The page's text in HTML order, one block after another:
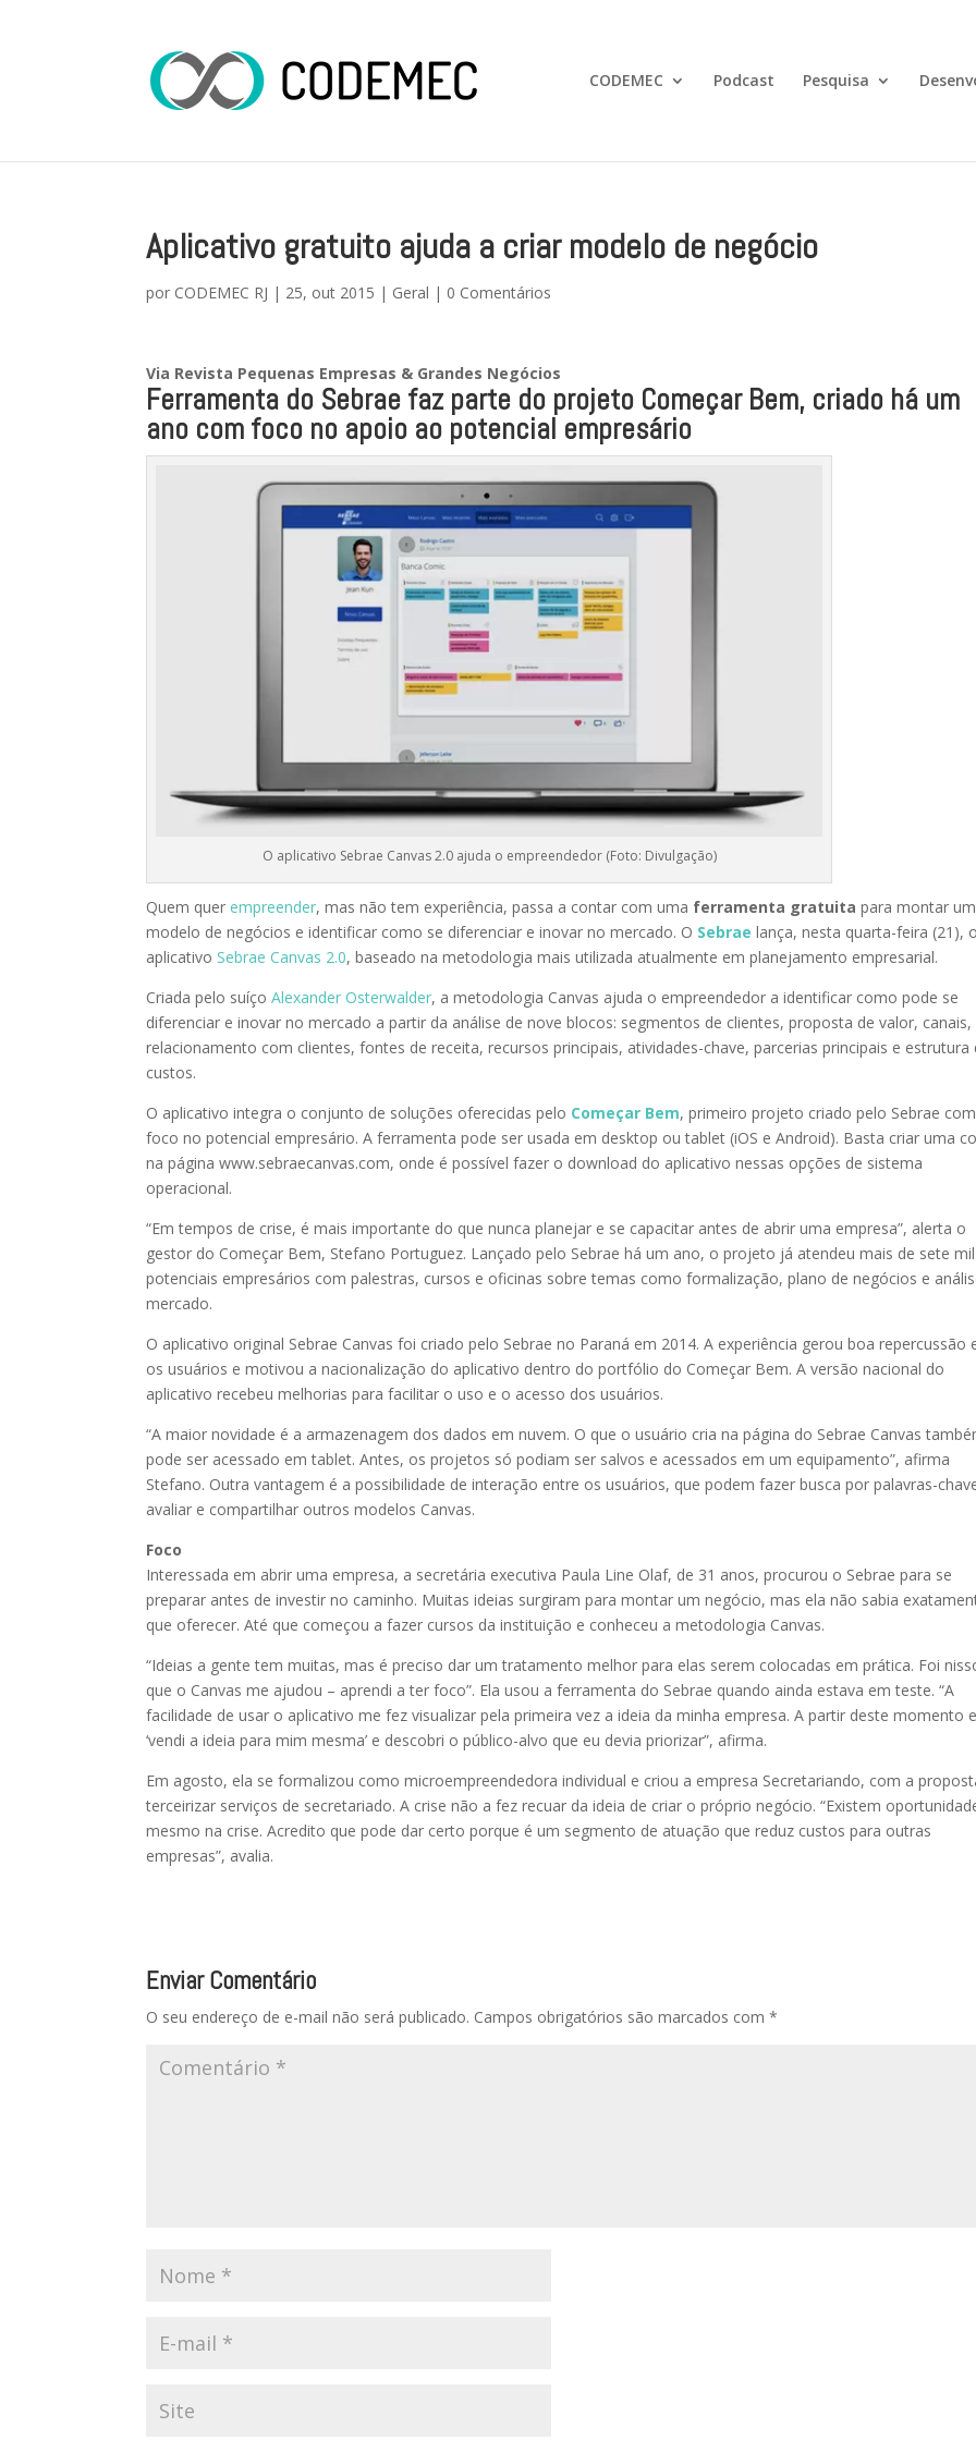
CODEMEC Podcast Pesquisa
Aplicativo gratuito ajuda a criar modelo de negócio
por CODEMEC RJ | 25, out 2015 | Geral | 0 Comentários
Via Revista Pequenas Empresas & Grandes Negócios
Ferramenta do Sebrae faz parte do projeto Começar Bem, criado há um
ano com foco no apoio ao potencial empresário
O aplicativo Sebrae Canvas 2.0 ajuda o empreendedor (Foto: Divulgação)
Quem quer empreender, mas não tem experiência, passa a contar com uma ferramenta gratuita para montar um
modelo de negócios e identificar como se diferenciar e inovar no mercado. O Sebraelança, nesta quarta-feira (21),
aplicativo Sebrae Canvas 2.0, baseado na metodologia mais utilizada atualmente em planejamento empresarial.
Criada pelo suíçoAlexander Osterwalder, a metodologia Canvas ajuda o empreendedor a identificar como pode se
diferenciar e inovar no mercado a partir da análise de nove blocos: segmentos de clientes, proposta de valor, canais,
relacionamento com clientes, fontes de receita, recursos principais, atividades-chave, parcerias principais e estrutura
custos.
O aplicativo integra o conjunto de soluções oferecidas pelo Começar Bem, primeiro projeto criado pelo Sebrae com
foco no potencial empresário. A ferramenta pode ser usada em desktop ou tablet (iOS e Android). Basta criar uma
na página www.sebraecanvas.com, onde é possível fazer o download do aplicativo nessas opções de sistema
operacional.
“Em tempos de crise, é mais importante do que nunca planejar e se capacitar antes de abrir uma empresa”, alerta o
gestor do Começar Bem, Stefano Portuguez. Lançado pelo Sebrae há um ano, o projeto já atendeu mais de sete mil
potenciais empresários com palestras, cursos e oficinas sobre temas como formalização, plano de negócios e
mercado.
O aplicativo original Sebrae Canvas foi criado pelo Sebrae no Paraná em 2014. A experiência gerou boa repercussão
os usuários e motivou a nacionalização do aplicativo dentro do portfólio do Começar Bem. A versão nacional do
aplicativo recebeu melhorias para facilitar o uso e o acesso dos usuários.
“A maior novidade é a armazenagem dos dados em nuvem. O que o usuário cria na página do Sebrae Canvas
pode ser acessado em tablet. Antes, os projetos só podiam ser salvos e acessados em um equipamento”, afirma
Stefano. Outra vantagem é a possibilidade de interação entre os usuários, que podem fazer busca por palavras-
avaliar e compartilhar outros modelos Canvas.
Foco
Interessada em abrir uma empresa, a secretária executiva Paula Line Olaf, de 31 anos, procurou o Sebrae para se
preparar antes de investir no caminho. Muitas ideias surgiram para montar um negócio, mas ela não sabia
que oferecer. Até que começou a fazer cursos da instituição e conheceu a metodologia Canvas.
“Ideias a gente tem muitas, mas é preciso dar um tratamento melhor para elas serem colocadas em prática. Foi
que o Canvas me ajudou – aprendi a ter foco”. Ela usou a ferramenta do Sebrae quando ainda estava em teste. “A
facilidade de usar o aplicativo me fez visualizar pela primeira vez a ideia da minha empresa. A partir deste momento
‘vendi a ideia para mim mesma’ e descobri o público-alvo que eu devia priorizar”, afirma.
Em agosto, ela se formalizou como microempreendedora individual e criou a empresa Secretariando, com a
terceirizar serviços de secretariado. A crise não a fez recuar da ideia de criar o próprio negócio. “Existem
mesmo na crise. Acredito que pode dar certo porque é um segmento de atuação que reduz custos para outras
empresas”, avalia.
Enviar Comentário
O seu endereço de e-mail não será publicado. Campos obrigatórios são marcados com*